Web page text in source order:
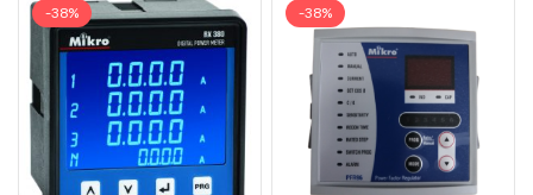
-38% -38%